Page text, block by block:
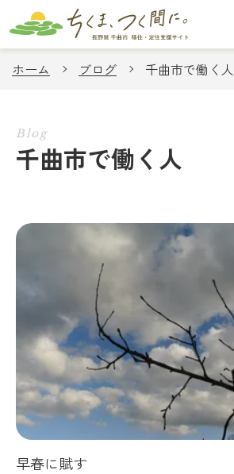
ホーム ブログ 千曲市で働く人
Blog
千曲市で働く人
早春に賦す